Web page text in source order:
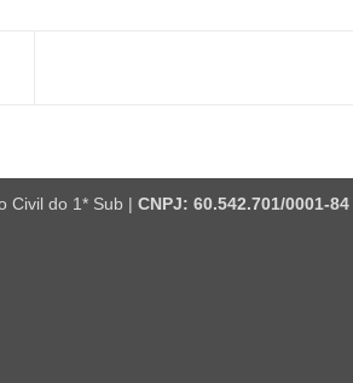
Civil do 1* Sub | CNPJ: 60.542.701/0001-84